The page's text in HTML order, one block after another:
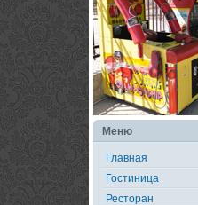
Меню
Главная
Гостиница
Ресторан